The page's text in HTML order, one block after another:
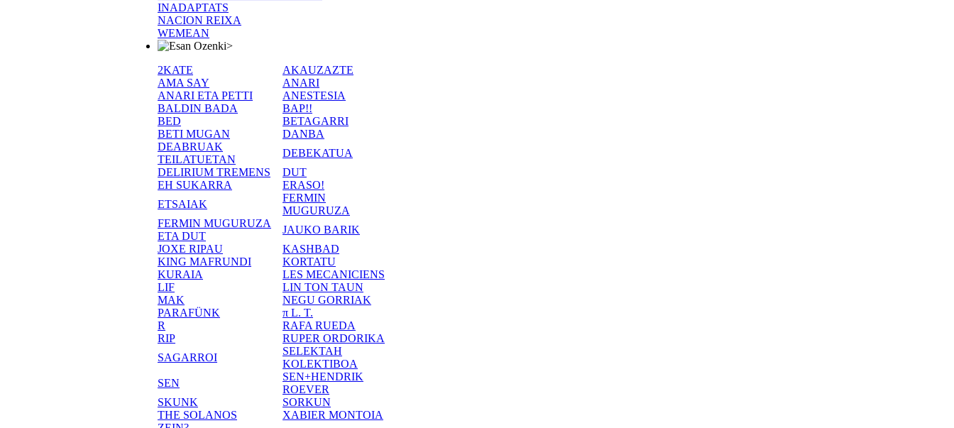
INADAPTATS
NACION REIXA
WEMEAN
>
2KATE
AKAUZAZTE
AMA SAY
ANARI
ANARI ETA PETTI
ANESTESIA
BALDIN BADA
BAP!!
BED
BETAGARRI
BETI MUGAN
DANBA
DEABRUAK
TEILATUETAN
DEBEKATUA
DELIRIUM TREMENS
DUT
EH SUKARRA
ERASO!
ETSAIAK
FERMIN
MUGURUZA
FERMIN MUGURUZA
ETA DUT
JAUKO BARIK
JOXE RIPAU
KASHBAD
KING MAFRUNDI
KORTATU
KURAIA
LES MECANICIENS
LIF
LIN TON TAUN
MAK
NEGU GORRIAK
PARAFÜNK
π L. T.
R
RAFA RUEDA
RIP
RUPER ORDORIKA
SAGARROI
SELEKTAH
KOLEKTIBOA
SEN
SEN+HENDRIK
ROEVER
SKUNK
SORKUN
THE SOLANOS
XABIER MONTOIA